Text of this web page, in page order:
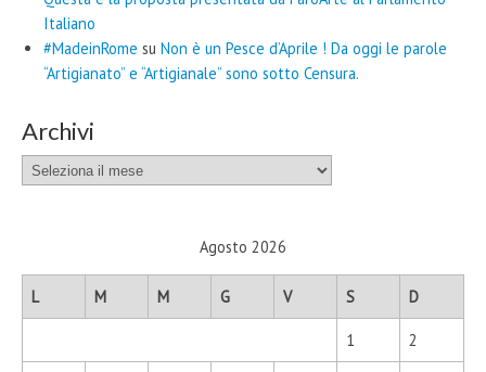
Italiano
#MadeinRome su Non è un Pesce d’Aprile ! Da oggi le parole
“Artigianato” e “Artigianale” sono sotto Censura.
Archivi
Archivi
Agosto 2026
L M M G V S D
1 2